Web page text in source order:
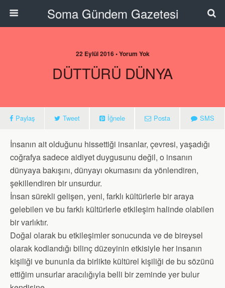
Soma Gündem Gazetesi
22 Eylül 2016 • Yorum Yok
DÜTTÜRÜ DÜNYA
Paylaş Tweet İğnele Posta SMS
İnsanın ait olduğunu hissettiği insanlar, çevresi, yaşadığı
coğrafya sadece aidiyet duygusunu değil, o insanın
dünyaya bakışını, dünyayı okumasını da yönlendiren,
şekillendiren bir unsurdur.
İnsan sürekli gelişen, yeni, farklı kültürlerle bir araya
gelebilen ve bu farklı kültürlerle etkileşim halinde olabilen
bir varlıktır.
Doğal olarak bu etkileşimler sonucunda ve de bireysel
olarak kodlandığı bilinç düzeyinin etkisiyle her insanın
kişiliği ve bununla da birlikte kültürel kişiliği de bu sözünü
ettiğim unsurlar aracılığıyla belli bir zeminde yer bulur